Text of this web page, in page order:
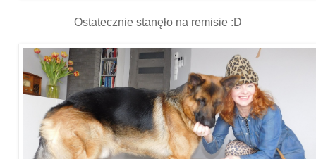
Ostatecznie stanęło na remisie :D